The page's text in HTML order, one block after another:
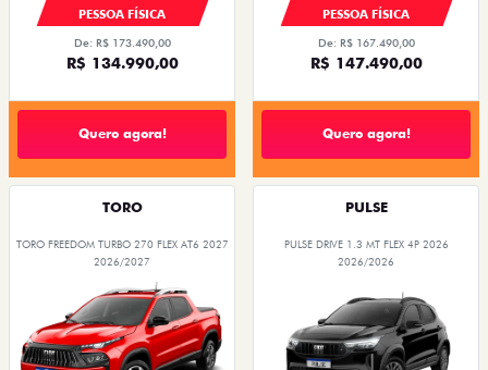
PESSOA FÍSICA
De: R$ 173.490,00
R$ 134.990,00
Quero agora!
PESSOA FÍSICA
De: R$ 167.490,00
R$ 147.490,00
Quero agora!
TORO
TORO FREEDOM TURBO 270 FLEX AT6 2027
2026/2027
PULSE
PULSE DRIVE 1.3 MT FLEX 4P 2026
2026/2026